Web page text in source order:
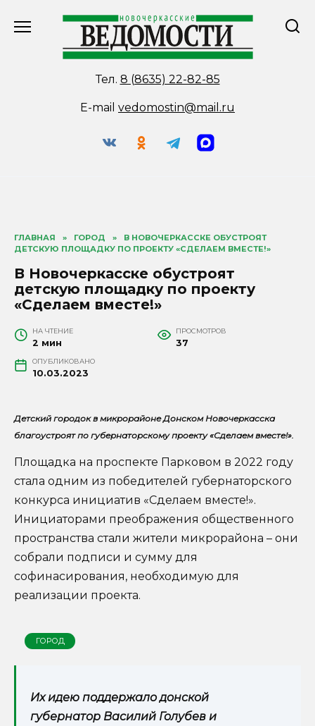
Тел. 8 (8635) 22-82-85
E-mail vedomostin@mail.ru
ГЛАВНАЯ » ГОРОД »
В НОВОЧЕРКАССКЕ ОБУСТРОЯТ
ДЕТСКУЮ ПЛОЩАДКУ ПО ПРОЕКТУ «СДЕЛАЕМ ВМЕСТЕ!»
В Новочеркасске обустроят
детскую площадку по проекту
«Сделаем вместе!»
НА ЧТЕНИЕ
2 мин
ПРОСМОТРОВ
37
ОПУБЛИКОВАНО
10.03.2023
Детский городок в микрорайоне Донском Новочеркасска
благоустроят по губернаторскому проекту «Сделаем вместе!».
Площадка на проспекте Парковом в 2022 году
стала одним из победителей губернаторского
конкурса инициатив «Сделаем вместе!».
Инициаторами преображения общественного
пространства стали жители микрорайона – они
собрали подписи и сумму для
софинасирования, необходимую для
реализации проекта.
ГОРОД
Их идею поддержало донской
губернатор Василий Голубев и